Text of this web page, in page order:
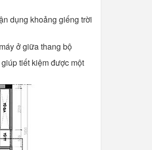
dụng khoảng giếng trời
ở giữa thang bộ
tiết kiệm được một